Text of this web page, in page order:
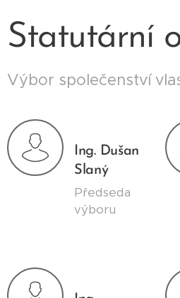
Statutární
Výbor společenství
Ing. Dušan
Slaný
Předseda
výboru